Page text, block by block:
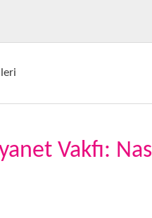
Vakfı: